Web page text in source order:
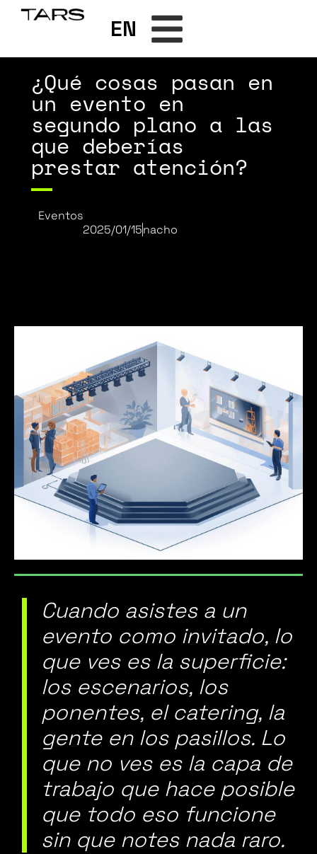
EN
¿Qué cosas pasan en
un evento en
segundo plano a las
que deberías
prestar atención?
Eventos
2025/01/15nacho
Cuando asistes a un
evento como invitado, lo
que ves es la superficie:
los escenarios, los
ponentes, el catering, la
gente en los pasillos. Lo
que no ves es la capa de
trabajo que hace posible
que todo eso funcione
sin que notes nada raro.